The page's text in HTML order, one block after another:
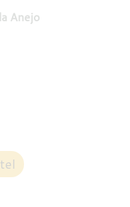
Anejo